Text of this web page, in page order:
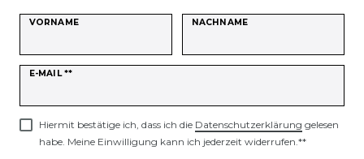
VORNAME NACHNAME
E-MAIL **
Newsletter
Hiermit bestätige ich, dass ich die Daten­schutz­erklärung gelesen
habe. Meine Einwilligung kann ich jederzeit widerrufen.**